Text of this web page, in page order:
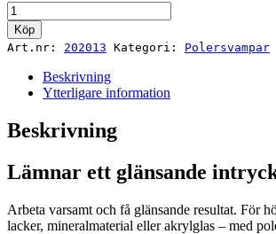
Polersvamp
PS
STF
D150X30
WH/5
mängd
Köp
Art.nr: 202013 Kategori: Polersvampar
Beskrivning
Ytterligare information
Beskrivning
Lämnar ett glänsande
Arbeta varsamt och få glänsande resultat. För
lacker, mineralmaterial eller akrylglas – med